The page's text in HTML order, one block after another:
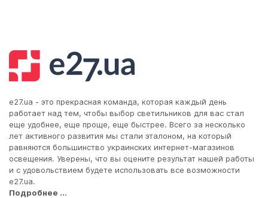
e27.ua - это прекрасная команда, которая каждый день
работает над тем, чтобы выбор светильников для вас стал
еще удобнее, еще проще, еще быстрее. Всего за несколько
лет активного развития мы стали эталоном, на который
равняются большинство украинских интернет-магазинов
освещения. Уверены, что вы оцените результат нашей работы
и с удовольствием будете использовать все возможности
e27.ua.
Подробнее ...